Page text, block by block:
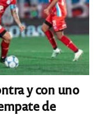
y con uno
de